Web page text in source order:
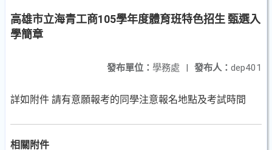
高雄市立海青工商105學年度體育班特色招生 甄選入
學簡章
發布人： dep401
發布單位： 學務處 |
詳如附件 請有意願報考的同學注意報名地點及考試時間
相關附件